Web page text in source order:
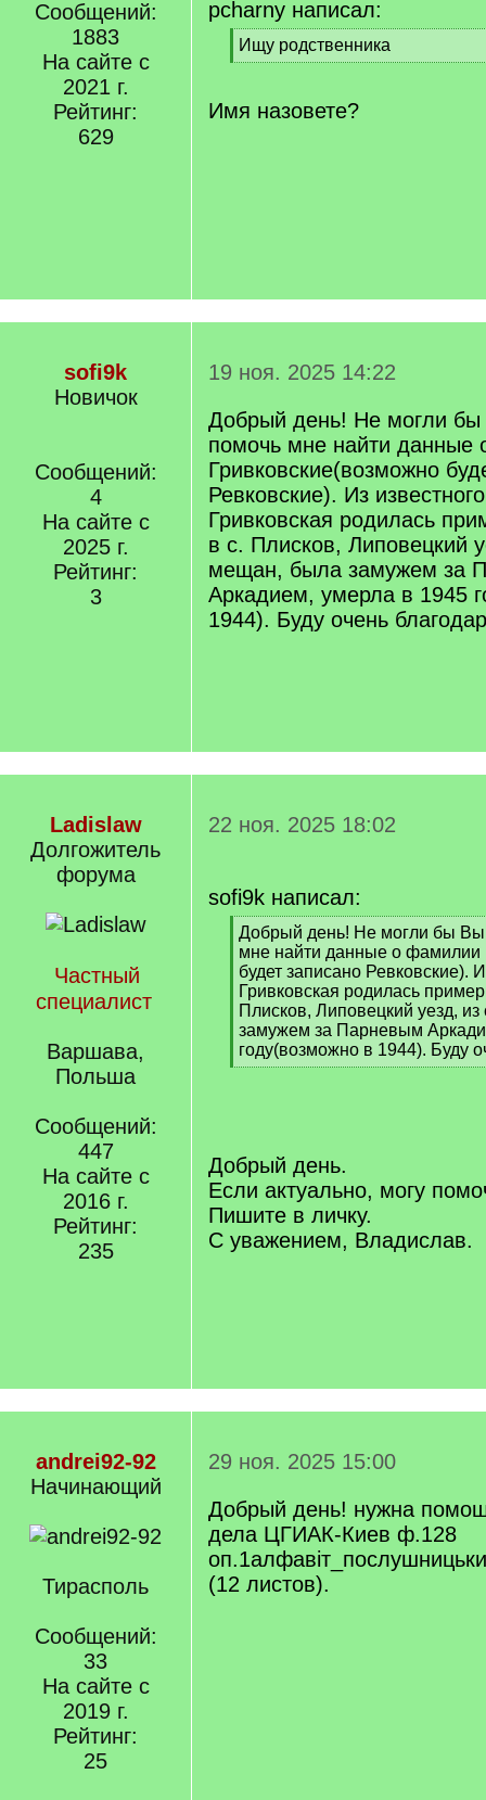
Сообщений:
1883
На сайте с
2021 г.
Рейтинг:
629
pcharny написал:
[
q
Ищу родственника
[
q
]
Имя назовете?
sofi9k
Новичок
Сообщений:
4
На сайте с
2025 г.
Рейтинг:
3
19 ноя. 2025 14:22
Добрый день! Не могли
помочь мне найти данные
Гривковские(возможно
Ревковские). Из
Гривковская родилась
в с. Плисков, Липовецкий
мещан, была замужем за
Аркадием, умерла в 1945
1944). Буду очень
Ladislaw
Долгожитель
форума
Частный
специалист
Варшава,
Польша
Сообщений:
447
На сайте с
2016 г.
Рейтинг:
235
22 ноя. 2025 18:02
sofi9k написал:
[
q
]
Добрый день! Не могли бы
мне найти данные о фамилии
будет записано Ревковские).
Гривковская родилась
Плисков, Липовецкий уезд,
замужем за Парневым
году(возможно в 1944). Буду
[
Добрый день.
Если актуально, могу
Пишите в личку.
С уважением, Владислав.
andrei92-92
Начинающий
Тирасполь
Сообщений:
33
На сайте с
2019 г.
Рейтинг:
25
29 ноя. 2025 15:00
Добрый день! нужна
дела ЦГИАК-Киев ф.128
(12 листов).